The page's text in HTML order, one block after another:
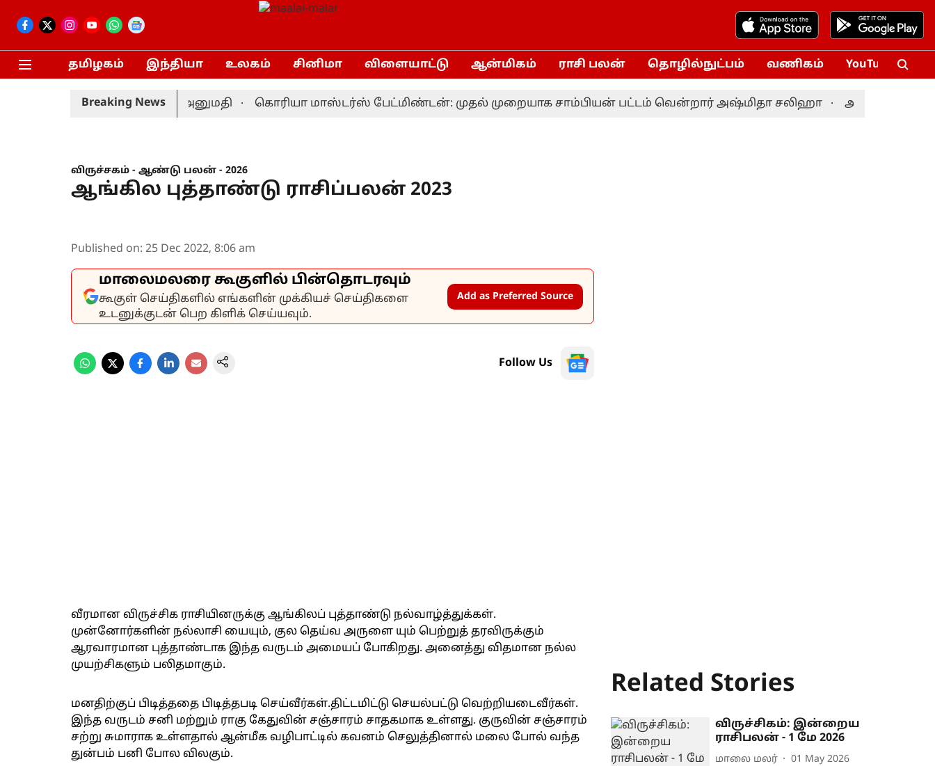
தமிழகம் இந்தியா உலகம் சினிமா விளையாட்டு ஆன்மிகம் ராசி பலன் தொழில்நுட்பம் வணிகம் YouTube
Breaking News
பேர் மருத்துவமனையில் அனுமதி கொரியா மாஸ்டர்ஸ் பேட்மிண்டன்: முதல் முறையாக சாம்பியன் பட்டம் வென்றார் அஷ்மிதா சலிஹா அமித்ஷா பங்கேற்ற
விருச்சகம் - ஆண்டு பலன் - 2026
ஆங்கில புத்தாண்டு ராசிப்பலன் 2023
Published on: 25 Dec 2022, 8:06 am
மாலைமலரை கூகுளில் பின்தொடரவும்
கூகுள் செய்திகளில் எங்களின் முக்கியச் செய்திகளை
உடனுக்குடன் பெற கிளிக் செய்யவும்.
Add as Preferred Source
Follow Us
வீரமான விருச்சிக ராசியினருக்கு ஆங்கிலப் புத்தாண்டு நல்வாழ்த்துக்கள்.
முன்னோர்களின் நல்லாசி யையும், குல தெய்வ அருளை யும் பெற்றுத் தரவிருக்கும்
ஆரவாரமான புத்தாண்டாக இந்த வருடம் அமையப் போகிறது. அனைத்து விதமான நல்ல
முயற்சிகளும் பலிதமாகும்.
மனதிற்குப் பிடித்ததை பிடித்தபடி செய்வீர்கள்.திட்டமிட்டு செயல்பட்டு வெற்றியடைவீர்கள்.
இந்த வருடம் சனி மற்றும் ராகு கேதுவின் சஞ்சாரம் சாதகமாக உள்ளது. குருவின் சஞ்சாரம்
சற்று சுமாராக உள்ளதால் ஆன்மீக வழிபாட்டில் கவனம் செலுத்தினால் மலை போல் வந்த
துன்பம் பனி போல விலகும்.
Related Stories
விருச்சிகம்: இன்றைய
ராசிபலன் - 1 மே 2026
மாலை மலர் 01 May 2026